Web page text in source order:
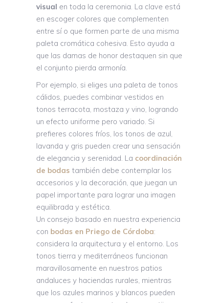
visual en toda la ceremonia. La clave está
en escoger colores que complementen
entre sí o que formen parte de una misma
paleta cromática cohesiva. Esto ayuda a
que las damas de honor destaquen sin que
el conjunto pierda armonía.
Por ejemplo, si eliges una paleta de tonos
cálidos, puedes combinar vestidos en
tonos terracota, mostaza y vino, logrando
un efecto uniforme pero variado. Si
prefieres colores fríos, los tonos de azul,
lavanda y gris pueden crear una sensación
de elegancia y serenidad. La coordinación
de bodas también debe contemplar los
accesorios y la decoración, que juegan un
papel importante para lograr una imagen
equilibrada y estética.
Un consejo basado en nuestra experiencia
con bodas en Priego de Córdoba:
considera la arquitectura y el entorno. Los
tonos tierra y mediterráneos funcionan
maravillosamente en nuestros patios
andaluces y haciendas rurales, mientras
que los azules marinos y blancos pueden